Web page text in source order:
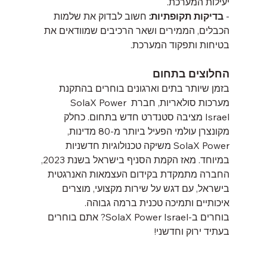
- בדיקות תקופתיות: חשוב לבדוק את שלמות
הכבלים, הממירים ושאר הרכיבים שמוודאים את
בטיחות ותפקוד המערכת.
החלוצים בתחום
בזמן שיותר בתים וארגונים בוחרים בהתקנת
מערכות סולאריות, חברת SolaX Power
Israel מציבה סטנדרט חדש בתחום. כחלק
מקונצרן עולמי הפעיל ביותר מ-80 מדינות,
SolaX Power משיקה טכנולוגיות חדשניות
במיוחד. מאז הקמת הסניף בישראל בשנת 2023,
החברה מתמקדת בקידום העצמאות האנרגטית
בישראל, עם דגש על שירות מקצועי, מוצרים
איכותיים ותמיכה טכנית ברמה גבוהה.
בוחרים ב-SolaX Power Israel? אתם בוחרים
בעתיד ירוק וחדשני!